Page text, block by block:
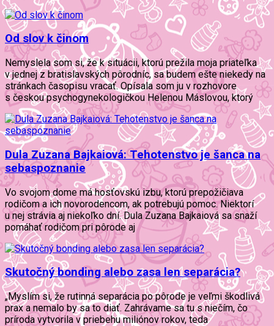
Od slov k činom
Nemyslela som si, že k situácii, ktorú prežila moja priateľka
v jednej z bratislavských pôrodníc, sa budem ešte niekedy na
stránkach časopisu vracať. Opísala som ju v rozhovore
s českou psychogynekologičkou Helenou Máslovou, ktorý
Dula Zuzana Bajkaiová: Tehotenstvo je šanca na
sebaspoznanie
Vo svojom dome má hosťovskú izbu, ktorú prepožičiava
rodičom a ich novorodencom, ak potrebujú pomoc. Niektorí
u nej strávia aj niekoľko dní. Dula Zuzana Bajkaiová sa snaží
pomáhať rodičom pri pôrode aj
Skutočný bonding alebo zasa len separácia?
„Myslím si, že rutinná separácia po pôrode je veľmi škodlivá
prax a nemalo by sa to diať. Zahrávame sa tu s niečím, čo
príroda vytvorila v priebehu miliónov rokov, teda